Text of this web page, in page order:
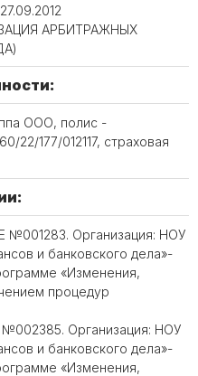
АРБИТРАЖНЫХ
ООО, полис -
22/177/012117, страховая
№001283. Организация: НОУ
и банковского дела»-
«Изменения,
процедур
№002385. Организация: НОУ
и банковского дела»-
«Изменения,